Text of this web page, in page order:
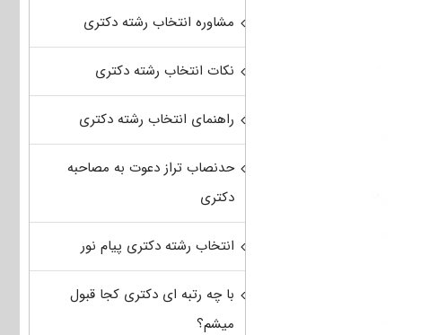
مشاوره انتخاب رشته دکتری
نکات انتخاب رشته دکتری
راهنمای انتخاب رشته دکتری
حدنصاب تراز دعوت به مصاحبه
دکتری
انتخاب رشته دکتری پیام نور
با چه رتبه ای دکتری کجا قبول
میشم؟